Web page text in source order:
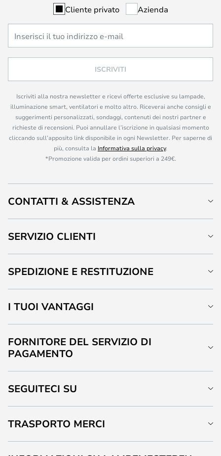
Cliente privato Azienda
ISCRIVITI
Iscriviti alla nostra newsletter e ricevi offerte esclusive su lampade,
illuminazione smart, ventilatori e molto altro. Riceverai anche consigli e
suggerimenti personalizzati, sondaggi, contenuti dei nostri partner e
richieste di recensioni. Puoi annullare l’iscrizione in qualsiasi momento
cliccando sull’apposito link disponibile in ogni Newsletter. Per saperne di
più, consulta la Informativa sulla privacy.
*Promozione valida per ordini superiori a 249€.
CONTATTI & ASSISTENZA
SERVIZIO CLIENTI
SPEDIZIONE E RESTITUZIONE
I TUOI VANTAGGI
FORNITORE DEL SERVIZIO DI
PAGAMENTO
SEGUITECI SU
TRASPORTO MERCI